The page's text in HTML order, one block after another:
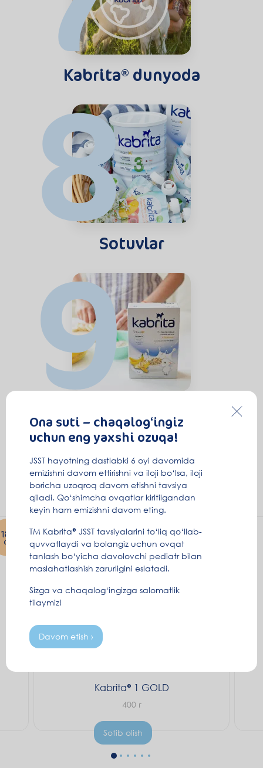
Kabrita® dunyoda
8Sotuvlar
9
Sizning uyingizda
Aralashmalar echki suti asosida
Kabrita® GOLD
18+
oy
0-6
Kabrita 1 GOLD
400 г
Sotib olish
Ona suti – chaqalog‘ingiz
uchun eng yaxshi ozuqa!
JSST hayotning dastlabki 6 oyi davomida
emizishni davom ettirishni va iloji bo‘lsa, iloji
boricha uzoqroq davom etishni tavsiya
qiladi. Qo‘shimcha ovqatlar kiritilgandan
keyin ham emizishni davom eting.
TM Kabrita® JSST tavsiyalarini to‘liq qo‘llab-
quvvatlaydi va bolangiz uchun ovqat
tanlash bo‘yicha davolovchi pediatr bilan
maslahatlashish zarurligini eslatadi.
Sizga va chaqalog‘ingizga salomatlik
tilaymiz!
Davom etish ›